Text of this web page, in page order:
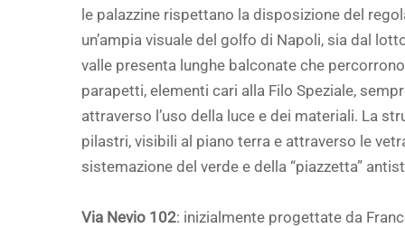
le palazzine rispettano la disposizione del
un’ampia visuale del golfo di Napoli, sia dal
valle presenta lunghe balconate che
parapetti, elementi cari alla Filo Speziale,
attraverso l’uso della luce e dei materiali. La
pilastri, visibili al piano terra e attraverso le
sistemazione del verde e della “piazzetta”
Via Nevio 102: inizialmente progettate da